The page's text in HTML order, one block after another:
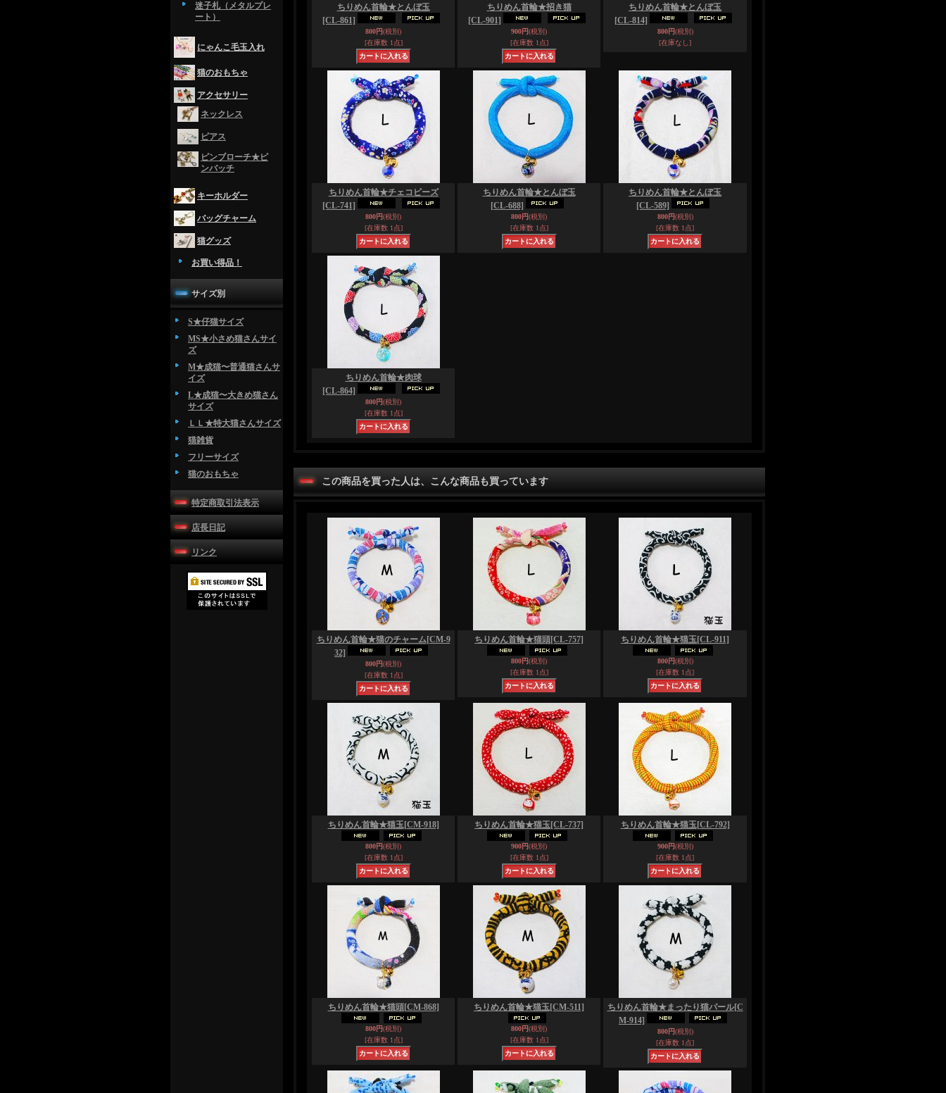
迷子札（メタルプレ
ート）
にゃんこ毛玉入れ
猫のおもちゃ
アクセサリー
ネックレス
ピアス
ピンブローチ★ピ
ンバッチ
キーホルダー
バッグチャーム
猫グッズ
お買い得品！
サイズ別
S★仔猫サイズ
MS★小さめ猫さんサイ
ズ
M★成猫〜普通猫さんサ
イズ
L★成猫〜大きめ猫さん
サイズ
ＬＬ★特大猫さんサイズ
猫雑貨
フリーサイズ
猫のおもちゃ
特定商取引法表示
店長日記
リンク
ちりめん首輪★とんぼ玉
[CL-861]
800円(税別)
[在庫数 1点]
ちりめん首輪★招き猫
[CL-901]
900円(税別)
[在庫数 1点]
ちりめん首輪★とんぼ玉
[CL-814]
800円(税別)
[在庫なし]
ちりめん首輪★チェコビーズ
[CL-741]
800円(税別)
[在庫数 1点]
ちりめん首輪★とんぼ玉
[CL-688]
800円(税別)
[在庫数 1点]
ちりめん首輪★とんぼ玉
[CL-589]
800円(税別)
[在庫数 1点]
ちりめん首輪★肉球
[CL-864]
800円(税別)
[在庫数 1点]
この商品を買った人は、こんな商品も買っています
ちりめん首輪★猫のチャーム[CM-9
32]
800円(税別)
[在庫数 1点]
ちりめん首輪★猫頭[CL-757]
800円(税別)
[在庫数 1点]
ちりめん首輪★猫玉[CL-911]
800円(税別)
[在庫数 1点]
ちりめん首輪★猫玉[CM-918]
800円(税別)
[在庫数 1点]
ちりめん首輪★猫玉[CL-737]
900円(税別)
[在庫数 1点]
ちりめん首輪★猫玉[CL-792]
900円(税別)
[在庫数 1点]
ちりめん首輪★猫頭[CM-868]
800円(税別)
[在庫数 1点]
ちりめん首輪★猫玉[CM-511]
800円(税別)
[在庫数 1点]
ちりめん首輪★まったり猫パール[C
M-914]
800円(税別)
[在庫数 1点]